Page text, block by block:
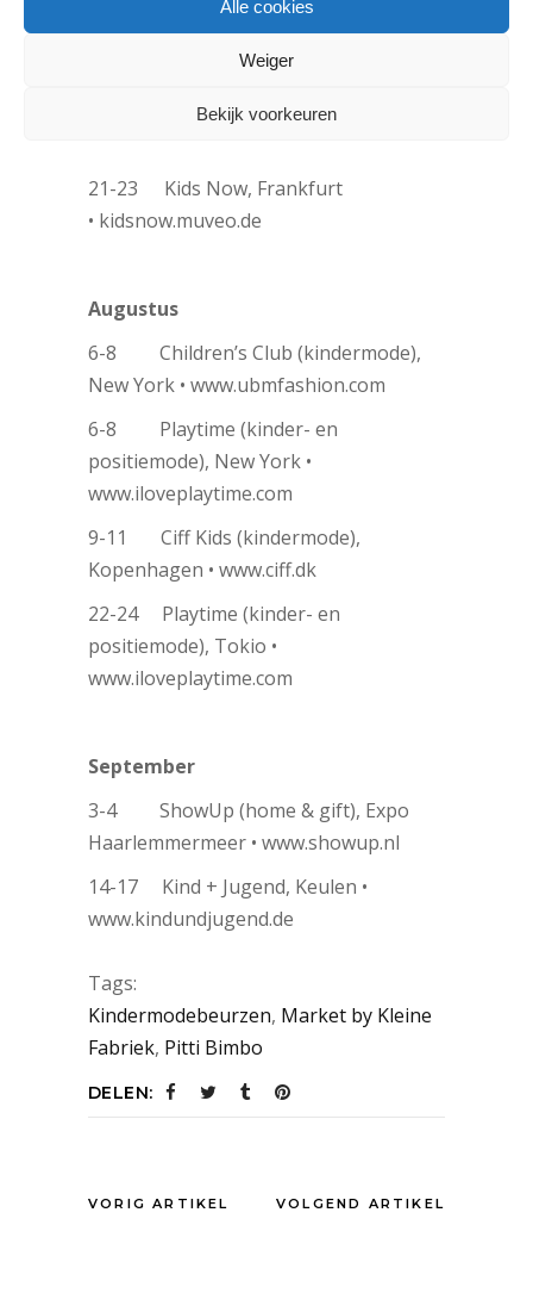
Alle cookies
Weiger
Bekijk voorkeuren
16-17 Bubble London (kindermode) •
www.bubblelondon.com
Istanbul Kids Fashion •
21-23
Kids Now, Frankfurt
• kidsnow.muveo.de
Augustus
6-8 Children’s Club (kindermode),
New York • www.ubmfashion.com
6-8 Playtime (kinder- en
positiemode), New York •
www.iloveplaytime.com
9-11 Ciff Kids (kindermode),
Kopenhagen • www.ciff.dk
22-24 Playtime (kinder- en
positiemode), Tokio •
www.iloveplaytime.com
September
3-4 ShowUp (home & gift), Expo
Haarlemmermeer • www.showup.nl
14-17 Kind + Jugend, Keulen •
www.kindundjugend.de
Tags:
Kindermodebeurzen, Market by Kleine
Fabriek, Pitti Bimbo
DELEN:
VORIG ARTIKEL VOLGEND ARTIKEL